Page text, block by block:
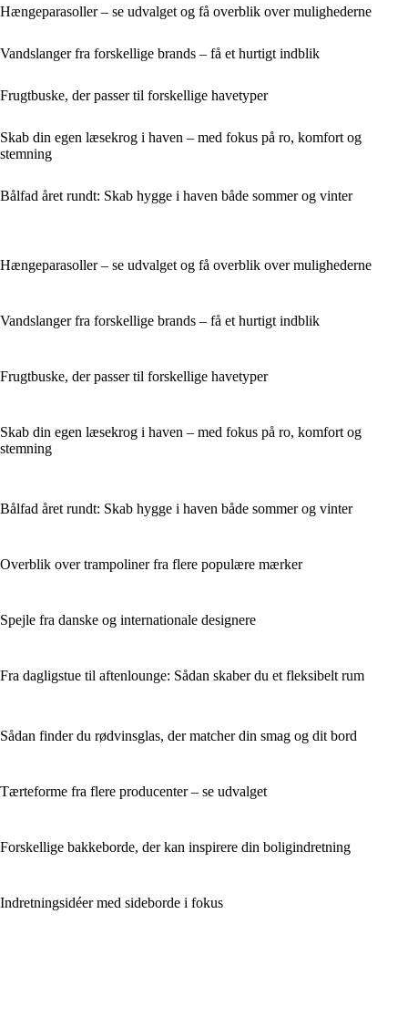
Hængeparasoller – se udvalget og få overblik over mulighederne
Vandslanger fra forskellige brands – få et hurtigt indblik
Frugtbuske, der passer til forskellige havetyper
Skab din egen læsekrog i haven – med fokus på ro, komfort og
stemning
Bålfad året rundt: Skab hygge i haven både sommer og vinter
Hængeparasoller – se udvalget og få overblik over mulighederne
Vandslanger fra forskellige brands – få et hurtigt indblik
Frugtbuske, der passer til forskellige havetyper
Skab din egen læsekrog i haven – med fokus på ro, komfort og
stemning
Bålfad året rundt: Skab hygge i haven både sommer og vinter
Overblik over trampoliner fra flere populære mærker
Spejle fra danske og internationale designere
Fra dagligstue til aftenlounge: Sådan skaber du et fleksibelt rum
Sådan finder du rødvinsglas, der matcher din smag og dit bord
Tærteforme fra flere producenter – se udvalget
Forskellige bakkeborde, der kan inspirere din boligindretning
Indretningsidéer med sideborde i fokus